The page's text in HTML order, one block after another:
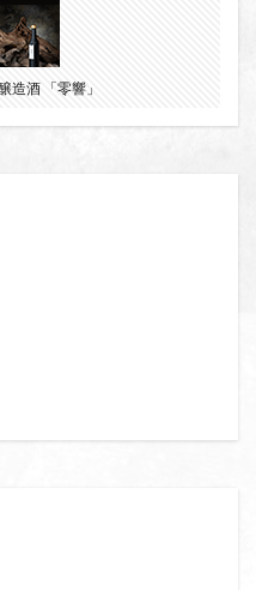
造酒 「零響」